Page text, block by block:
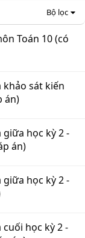
Bộ lọc
Toán 10 (có
khảo sát kiến
án)
học kỳ 2 -
án)
học kỳ 2 -
học kỳ 2 -